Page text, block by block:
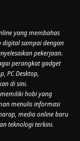
yang membahas
sampai dengan
pekerjaan.
perangkat gadget
PC Desktop,
di sini.
hobi yang
menulis informasi
media online baru
teknologi terkini.